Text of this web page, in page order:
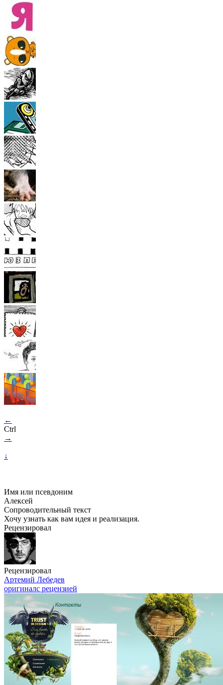
←
Ctrl
→
↓
Имя или псевдоним
Алексей
Сопроводительный текст
Хочу узнать как вам идея и реализация.
Рецензировал
Рецензировал
Артемий Лебедев
оригиналс рецензией